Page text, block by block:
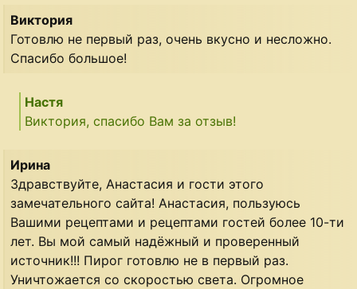
Виктория
Готовлю не первый раз, очень вкусно и несложно.
Спасибо большое!
Настя
Виктория, спасибо Вам за отзыв!
Ирина
Здравствуйте, Анастасия и гости этого
замечательного сайта! Анастасия, пользуюсь
Вашими рецептами и рецептами гостей более 10-ти
лет. Вы мой самый надёжный и проверенный
источник!!! Пирог готовлю не в первый раз.
Уничтожается со скоростью света. Огромное